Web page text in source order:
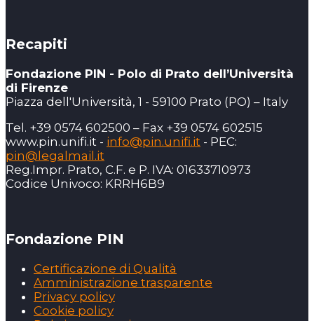
Recapiti
Fondazione PIN - Polo di Prato dell’Università
di Firenze
Piazza dell'Università, 1 - 59100 Prato (PO) – Italy
Tel. +39 0574 602500 – Fax +39 0574 602515
www.pin.unifi.it - info@pin.unifi.it - PEC:
pin@legalmail.it
Reg.Impr. Prato, C.F. e P. IVA: 01633710973
Codice Univoco: KRRH6B9
Fondazione PIN
Certificazione di Qualità
Amministrazione trasparente
Privacy policy
Cookie policy